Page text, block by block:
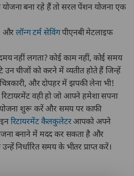
योजना बना रहे हैं तो सरल पेंशन योजना एक
औरलॉन्ग टर्म सेविंगपीएनबी मेटलाइफ
नहीं लगता? कोई काम नहीं, कोई समय
चीजों को करने में व्यतीत होते हैं जिन्हें
और दोपहर में झपकी लेना भी!
वही हो जो आपने हमेशा सपना
योजना शुरू करें और समय पर काफी
रिटायरमेंट कैलकुलेटरआपको अपने
बनाने में मदद कर सकता है और
निर्धारित समय के भीतर प्राप्त करें।